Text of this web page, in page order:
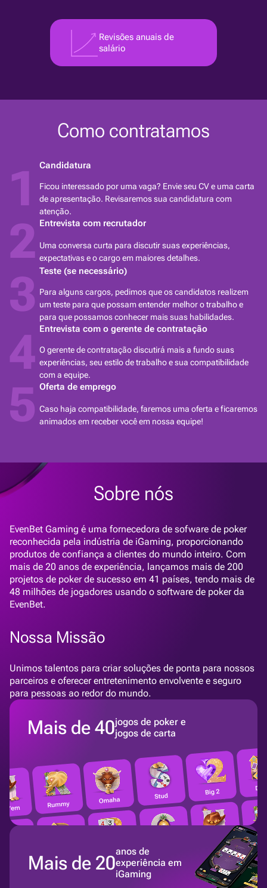
Revisões anuais de
salário
Como contratamos
1 Candidatura
Ficou interessado por uma vaga? Envie seu CV e uma carta
de apresentação. Revisaremos sua candidatura com
atenção.
2 Entrevista com recrutador
Uma conversa curta para discutir suas experiências,
expectativas e o cargo em maiores detalhes.
3 Teste (se necessário)
Para alguns cargos, pedimos que os candidatos realizem
um teste para que possam entender melhor o trabalho e
para que possamos conhecer mais suas habilidades.
4 Entrevista com o gerente de contratação
O gerente de contratação discutirá mais a fundo suas
experiências, seu estilo de trabalho e sua compatibilidade
com a equipe.
5 Oferta de emprego
Caso haja compatibilidade, faremos uma oferta e ficaremos
animados em receber você em nossa equipe!
Sobre nós
EvenBet Gaming é uma fornecedora de sofware de poker
reconhecida pela indústria de iGaming, proporcionando
produtos de confiança a clientes do mundo inteiro. Com
mais de 20 anos de experiência, lançamos mais de 200
projetos de poker de sucesso em 41 países, tendo mais de
48 milhões de jogadores usando o software de poker da
EvenBet.
Nossa Missão
Unimos talentos para criar soluções de ponta para nossos
parceiros e oferecer entretenimento envolvente e seguro
para pessoas ao redor do mundo.
Mais de 40jogos de poker e
jogos de carta
Mais de 20anos de
experiência em
iGaming